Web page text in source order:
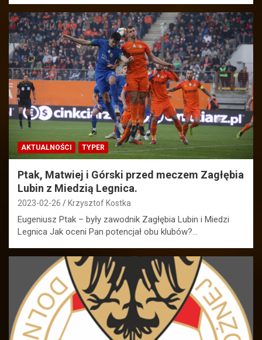
AKTUALNOŚCI TYPER
Ptak, Matwiej i Górski przed meczem Zagłębia
Lubin z Miedzią Legnica.
2023-02-26 Krzysztof Kostka
Eugeniusz Ptak – były zawodnik Zagłębia Lubin i Miedzi
Legnica Jak oceni Pan potencjał obu klubów?…